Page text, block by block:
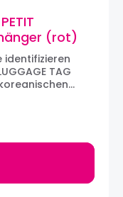
(rot)
identifizieren
TAG
zum
25 x 4 cm